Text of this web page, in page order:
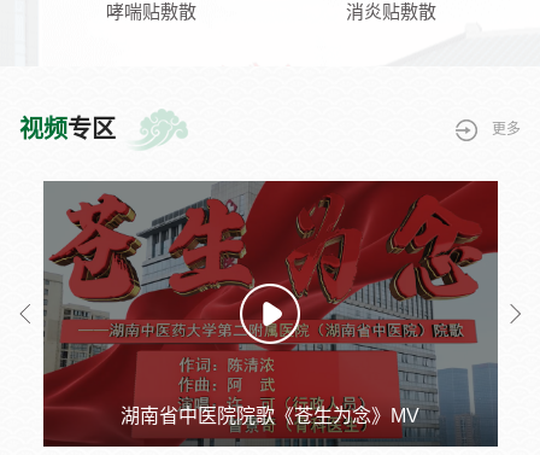
消炎贴敷散
视频专区 更多
省中医院院歌《苍生为念》MV